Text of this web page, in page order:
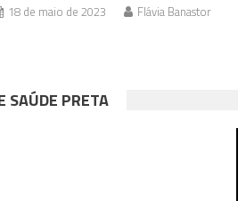
18 de maio de 2023 Flávia Banastor
SAÚDE PRETA